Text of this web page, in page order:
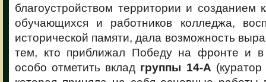
благоустройством территории и созданием
обучающихся и работников колледжа,
исторической памяти, дала возможность
тем, кто приближал Победу на фронте и
особо отметить вклад группы 14-А